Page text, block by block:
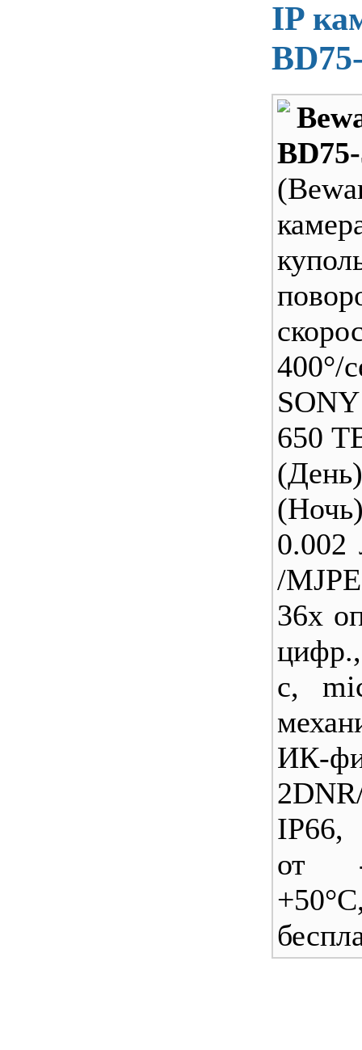
IP
650
0.002
/
36х
с,
ИК-
IP66,
от